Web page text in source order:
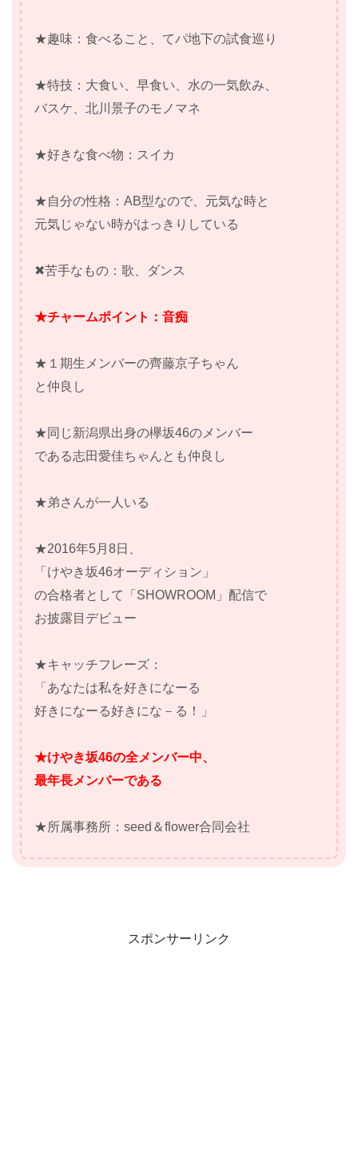
★趣味：食べること、てパ地下の試食巡り
★特技：大食い、早食い、水の一気飲み、
バスケ、北川景子のモノマネ
★好きな食べ物：スイカ
★自分の性格：AB型なので、元気な時と
元気じゃない時がはっきりしている
✖苦手なもの：歌、ダンス
★チャームポイント：音痴
★１期生メンバーの齊藤京子ちゃん
と仲良し
★同じ新潟県出身の欅坂46のメンバー
である志田愛佳ちゃんとも仲良し
★弟さんが一人いる
★2016年5月8日、
「けやき坂46オーディション」
の合格者として「SHOWROOM」配信で
お披露目デビュー
★キャッチフレーズ：
「あなたは私を好きになーる
好きになーる好きにな－る！」
★けやき坂46の全メンバー中、
最年長メンバーである
★所属事務所：seed＆flower合同会社
スポンサーリンク